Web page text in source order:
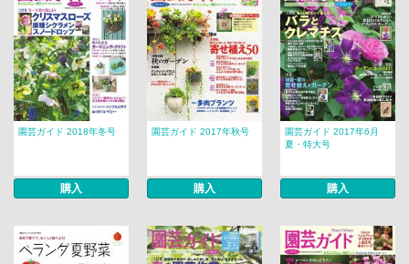
園芸ガイド 2018年冬号
購入
園芸ガイド 2017年秋号
購入
園芸ガイド 2017年6月
夏・特大号
購入